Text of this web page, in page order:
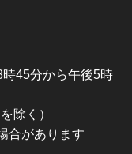
45分から午後5時
除く）
合があります